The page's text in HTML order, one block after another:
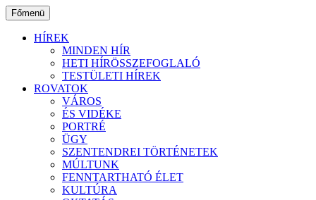
Ugrás
a
tartalomhoz
Főmenü
HÍREK
MINDEN HÍR
HETI HÍRÖSSZEFOGLALÓ
TESTÜLETI HÍREK
ROVATOK
VÁROS
ÉS VIDÉKE
PORTRÉ
ÜGY
SZENTENDREI TÖRTÉNETEK
MÚLTUNK
FENNTARTHATÓ ÉLET
KULTÚRA